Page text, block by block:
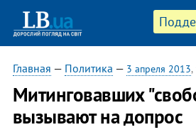
Главная — Политика — 3 апреля 2013
Митинговавших
вызывают на допрос